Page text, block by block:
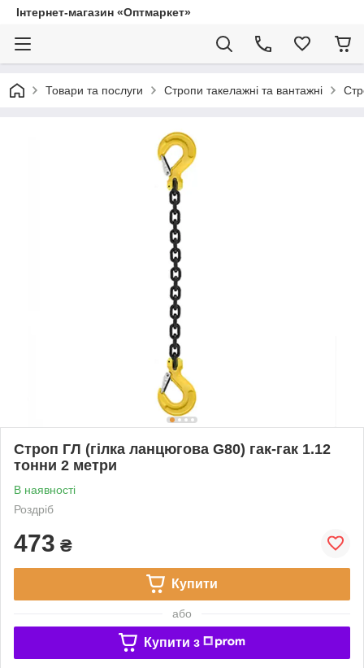
Інтернет-магазин «Оптмаркет»
Товари та послуги Стропи такелажні та вантажні
Строп ГЛ (гілка ланцюгова G80) гак-гак 1.12
тонни 2 метри
В наявності
Роздріб
473 ₴
Купити
або
Купити з